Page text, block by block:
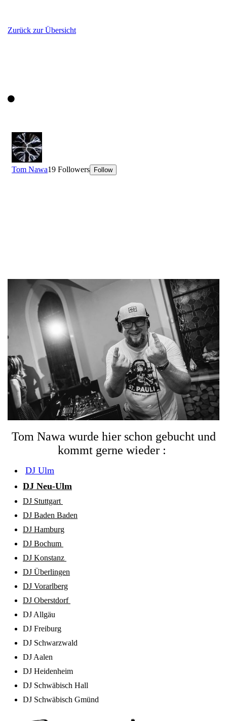
Zurück zur Übersicht
Tom Nawa wurde hier schon gebucht und
kommt gerne wieder :
DJ Ulm
DJ Neu-Ulm
DJ Stuttgart
DJ Baden Baden
DJ Hamburg
DJ Bochum
DJ Konstanz
DJ Überlingen
DJ Vorarlberg
DJ Oberstdorf
DJ Allgäu
DJ Freiburg
DJ Schwarzwald
DJ Aalen
DJ Heidenheim
DJ Schwäbisch Hall
DJ Schwäbisch Gmünd